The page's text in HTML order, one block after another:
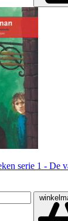
serie 1 - De